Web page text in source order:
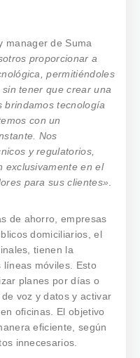
manager de Suma
proporcionar a
permitiéndoles
tener que crear una
brindamos tecnología
con un
Nos
y regulatorios,
exclusivamente en el
para sus clientes»
de ahorro, empresas
domiciliarios, el
tienen la
móviles. Esto
planes por días o
voz y datos y activar
oficinas. El objetivo
eficiente, según
innecesarios.